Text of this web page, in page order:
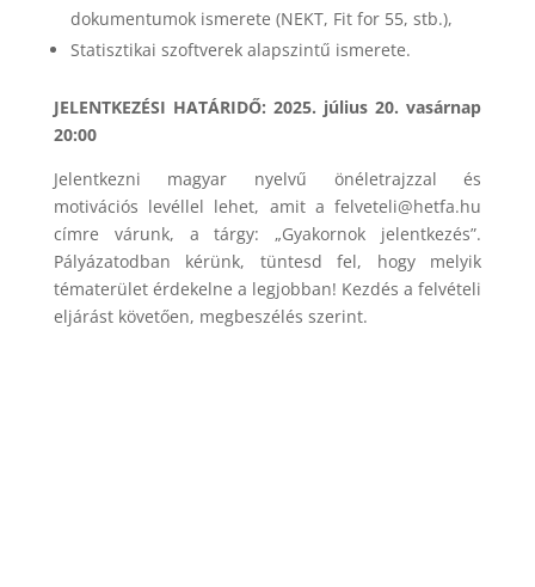
dokumentumok ismerete (NEKT, Fit for 55, stb.),
Statisztikai szoftverek alapszintű ismerete.
JELENTKEZÉSI HATÁRIDŐ: 2025. július 20. vasárnap
20:00
Jelentkezni magyar nyelvű önéletrajzzal és
motivációs levéllel lehet, amit a felveteli@hetfa.hu
címre várunk, a tárgy: „Gyakornok jelentkezés”.
Pályázatodban kérünk, tüntesd fel, hogy melyik
tématerület érdekelne a legjobban! Kezdés a felvételi
eljárást követően, megbeszélés szerint.